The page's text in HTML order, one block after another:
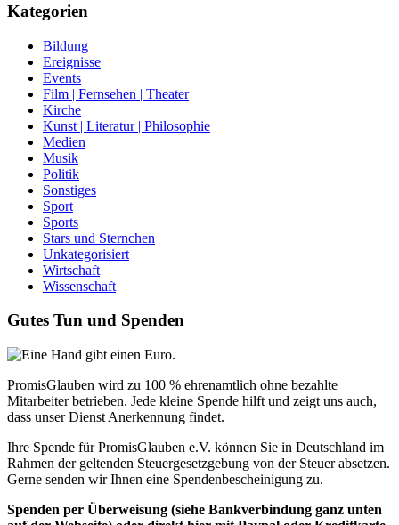
Kategorien
Bildung
Ereignisse
Events
Film | Fernsehen | Theater
Kirche
Kunst | Literatur | Philosophie
Medien
Musik
Politik
Sonstiges
Sport
Sports
Stars und Sternchen
Unkategorisiert
Wirtschaft
Wissenschaft
Gutes Tun und Spenden
PromisGlauben wird zu 100 % ehrenamtlich ohne bezahlte
Mitarbeiter betrieben. Jede kleine Spende hilft und zeigt uns auch,
dass unser Dienst Anerkennung findet.
Ihre Spende für PromisGlauben e.V. können Sie in Deutschland im
Rahmen der geltenden Steuergesetzgebung von der Steuer absetzen.
Gerne senden wir Ihnen eine Spendenbescheinigung zu.
Spenden per Überweisung (siehe Bankverbindung ganz unten